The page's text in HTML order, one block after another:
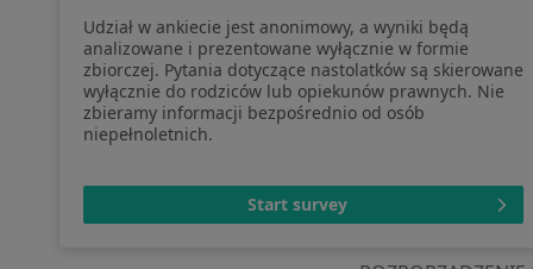
Partnerzy
Centrum prasowe
Kontakt
otwiera się w
otwiera
Udział w ankiecie jest anonimowy, a wyniki będą
analizowane i prezentowane wyłącznie w formie
zbiorczej. Pytania dotyczące nastolatków są skierowane
wyłącznie do rodziców lub opiekunów prawnych. Nie
zbieramy informacji bezpośrednio od osób
niepełnoletnich.
Start survey